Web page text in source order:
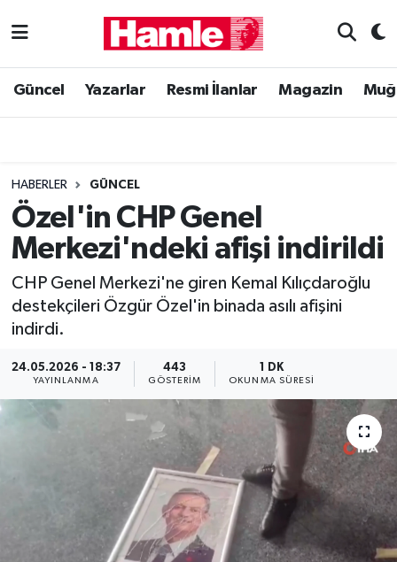
Güncel Yazarlar Resmi İlanlar Magazin
HABERLER GÜNCEL
Özel'in CHP Genel
Merkezi'ndeki afişi indirildi
CHP Genel Merkezi'ne giren Kemal Kılıçdaroğlu
destekçileri Özgür Özel'in binada asılı afişini
indirdi.
24.05.2026 - 18:37
YAYINLANMA
443
GÖSTERIM
1 DK
OKUNMA SÜRESI
Güncel
Magazin
Muğla Haber
Siyaset
Muğla Nöbetçi Eczaneler
Muğla Trafik Yoğunluk Haritası
Süper Lig Puan Durumu ve Fikstür
Tüm Manşetler
Son Dakika Haberleri
Haber Arşivi